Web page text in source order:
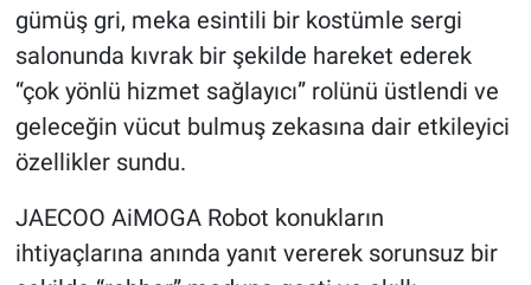
gümüş gri, meka esintili bir kostümle sergi
salonunda kıvrak bir şekilde hareket ederek
“çok yönlü hizmet sağlayıcı” rolünü üstlendi ve
geleceğin vücut bulmuş zekasına dair etkileyici
özellikler sundu.
JAECOO AiMOGA Robot konukların
ihtiyaçlarına anında yanıt vererek sorunsuz bir